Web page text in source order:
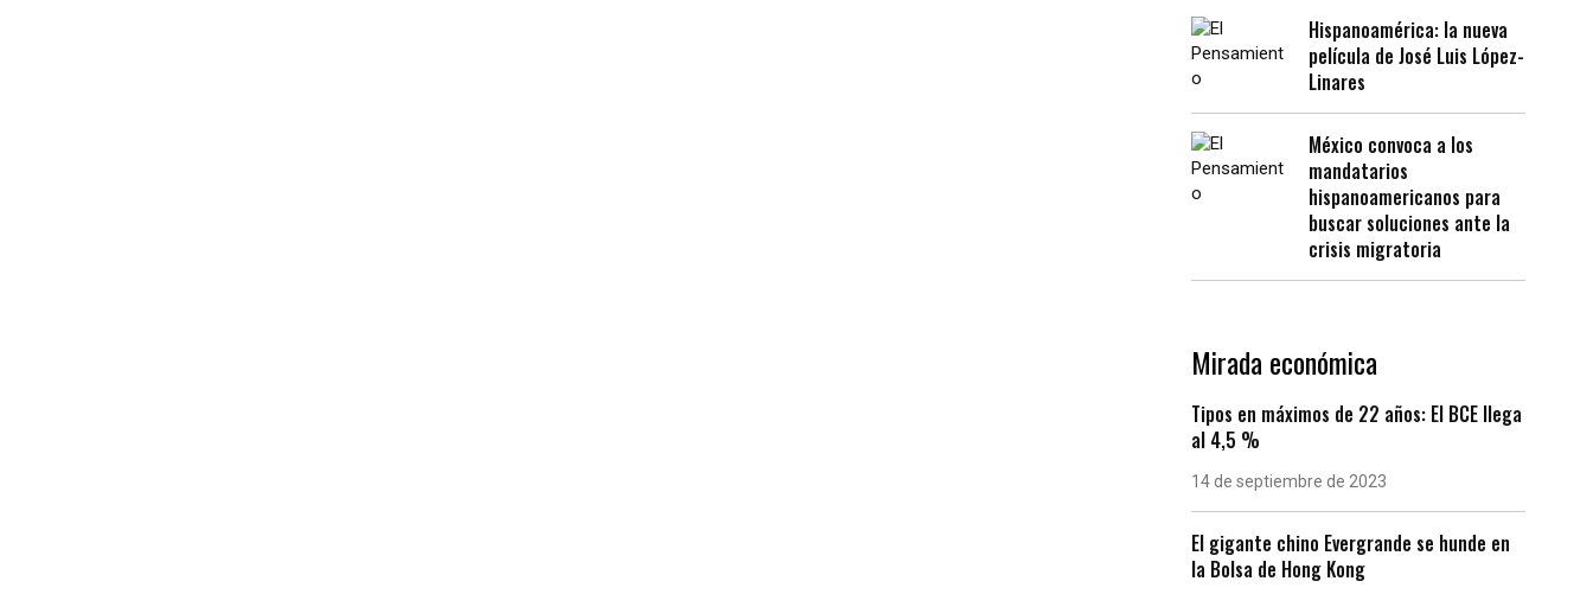
Hispanoamérica: la nueva
película de José Luis López-
Linares
México convoca a los
mandatarios
hispanoamericanos para
buscar soluciones ante la
crisis migratoria
Mirada económica
Tipos en máximos de 22 años: El BCE llega
al 4,5 %
14 de septiembre de 2023
El gigante chino Evergrande se hunde en
la Bolsa de Hong Kong